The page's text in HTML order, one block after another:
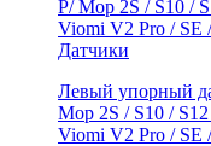
Датчики
Левый упорный
Мop 2S / S10 /
Viоmi V2 Рrо / SE